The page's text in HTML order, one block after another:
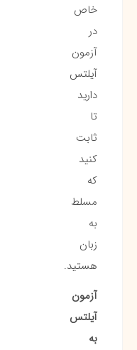
خاص
در
آزمون
آیلتس
دارید
تا
ثابت
کنید
که
مسلط
به
زبان
هستید.
آزمون
آیلتس
به